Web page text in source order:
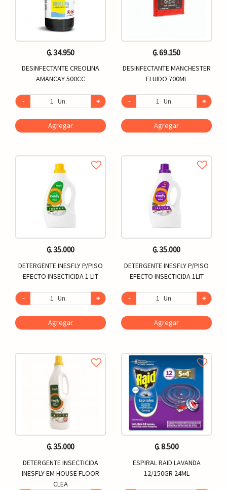
₲. 34.950
DESINFECTANTE CREOLINA
AMANCAY 500CC
- Un. +
Agregar
₲. 69.150
DESINFECTANTE MANCHESTER
FLUIDO 700ML
- Un. +
Agregar
₲. 35.000
DETERGENTE INESFLY P/PISO
EFECTO INSECTICIDA 1 LIT
- Un. +
Agregar
₲. 35.000
DETERGENTE INESFLY P/PISO
EFECTO INSECTICIDA 1LIT
- Un. +
Agregar
₲. 35.000
DETERGENTE INSECTICIDA
INESFLY EM HOUSE FLOOR
CLEA
₲. 8.500
ESPIRAL RAID LAVANDA
12/150GR 24ML